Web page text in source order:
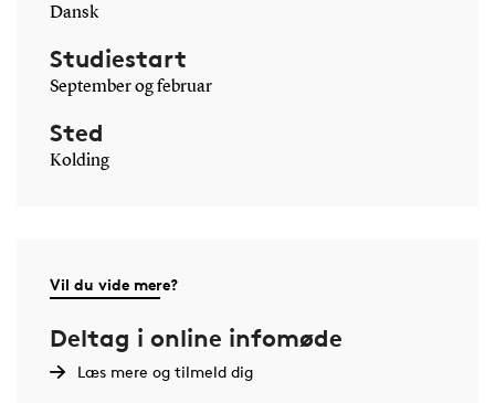
Dansk
Studiestart
September og februar
Sted
Kolding
Vil du vide mere?
Deltag i online infomøde
Læs mere og tilmeld dig